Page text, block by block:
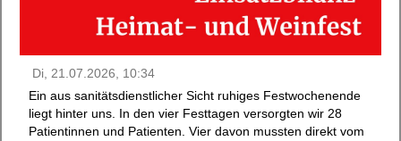
Di, 21.07.2026, 10:34
Ein aus sanitätsdienstlicher Sicht ruhiges Festwochenende
liegt hinter uns. In den vier Festtagen versorgten wir 28
Patientinnen und Patienten. Vier davon mussten direkt vom